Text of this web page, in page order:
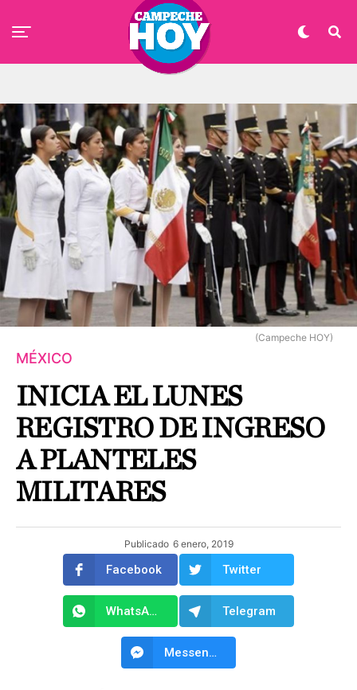
(Campeche HOY)
MÉXICO
INICIA EL LUNES
REGISTRO DE INGRESO
A PLANTELES
MILITARES
Publicado 6 enero, 2019
Facebook Twitter
WhatsApp Telegram
Messenger